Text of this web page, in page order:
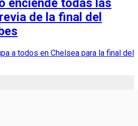
enciende todas las
de la final del
a todos en Chelsea para la final del